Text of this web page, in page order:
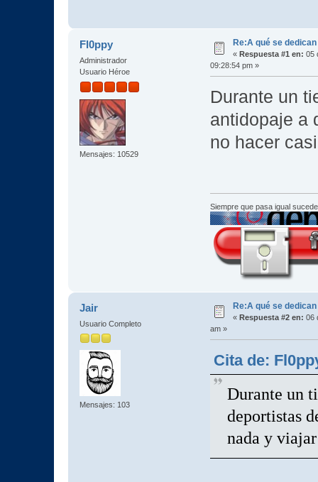
Fl0ppy
Administrador
Usuario Héroe
Mensajes: 10529
Re:A qué se
« Respuesta #1 en: 05
09:28:54 pm »
Durante un
antidopaje a
no hacer
Siempre que pasa igual
Jair
Usuario Completo
Mensajes: 103
Re:A qué se
« Respuesta #2 en: 06
am »
Cita de:
Durante un
deportistas
nada y